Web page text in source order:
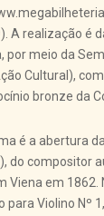
A realização é
por meio da
Cultural),
bronze da
é a abertura
do compositor
Viena em 1862.
Violino Nº